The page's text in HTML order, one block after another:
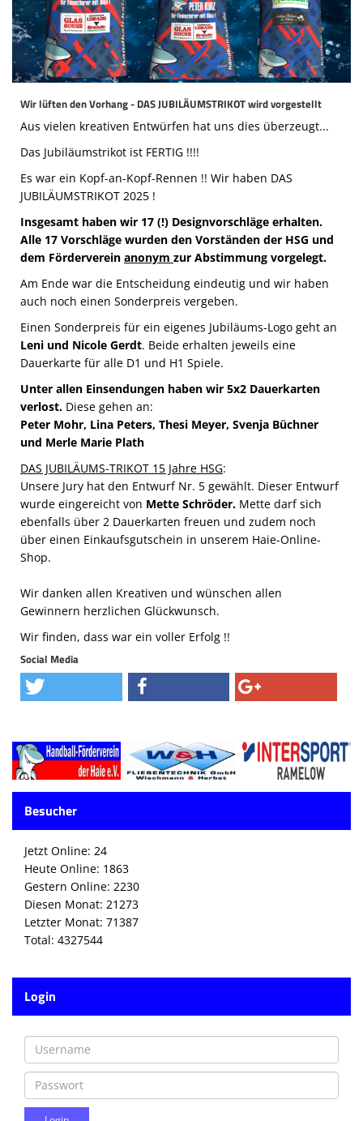
Die SpecialHaie
Teams
Trainer
ALLE SPIELE
HAIE TV
NEWSLETTER
DIE HAIE I Intern
Partner
Wir lüften den Vorhang - DAS JUBILÄUMSTRIKOT wird vorgestellt
Aus vielen kreativen Entwürfen hat uns dies überzeugt...
Das Jubiläumstrikot ist FERTIG !!!!
Es war ein Kopf-an-Kopf-Rennen !! Wir haben DAS
JUBILÄUMSTRIKOT 2025 !
Insgesamt haben wir 17 (!) Designvorschläge erhalten.
Alle 17 Vorschläge wurden den Vorständen der HSG und
dem Förderverein anonym zur Abstimmung vorgelegt.
Am Ende war die Entscheidung eindeutig und wir haben
auch noch einen Sonderpreis vergeben.
Einen Sonderpreis für ein eigenes Jubiläums-Logo geht an
Leni und Nicole Gerdt. Beide erhalten jeweils eine
Dauerkarte für alle D1 und H1 Spiele.
Unter allen Einsendungen haben wir 5x2 Dauerkarten
verlost. Diese gehen an:
Peter Mohr, Lina Peters, Thesi Meyer, Svenja Büchner
und Merle Marie Plath
DAS JUBILÄUMS-TRIKOT 15 Jahre HSG:
Unsere Jury hat den Entwurf Nr. 5 gewählt. Dieser Entwurf
wurde eingereicht von Mette Schröder. Mette darf sich
ebenfalls über 2 Dauerkarten freuen und zudem noch
über einen Einkaufsgutschein in unserem Haie-Online-
Shop.
Wir danken allen Kreativen und wünschen allen
Gewinnern herzlichen Glückwunsch.
Wir finden, dass war ein voller Erfolg !!
Social Media
Besucher
Jetzt Online: 24
Heute Online: 1863
Gestern Online: 2230
Diesen Monat: 21273
Letzter Monat: 71387
Total: 4327544
Login